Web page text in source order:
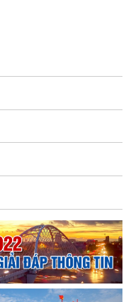
Bàng) tăng kiến thức,
TỔ CHỨC HỘI NGHỊ SƠ
TÚC THAM DỰ HỘI NGHỊ